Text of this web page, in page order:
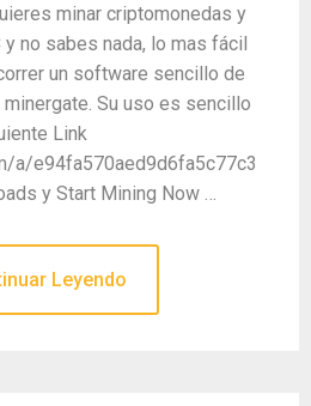
minar criptomonedas y
y no sabes nada, lo mas fácil
un software sencillo de
Su uso es sencillo
Link
a/e94fa570aed9d6fa5c77c3
y Start Mining Now …
Leyendo